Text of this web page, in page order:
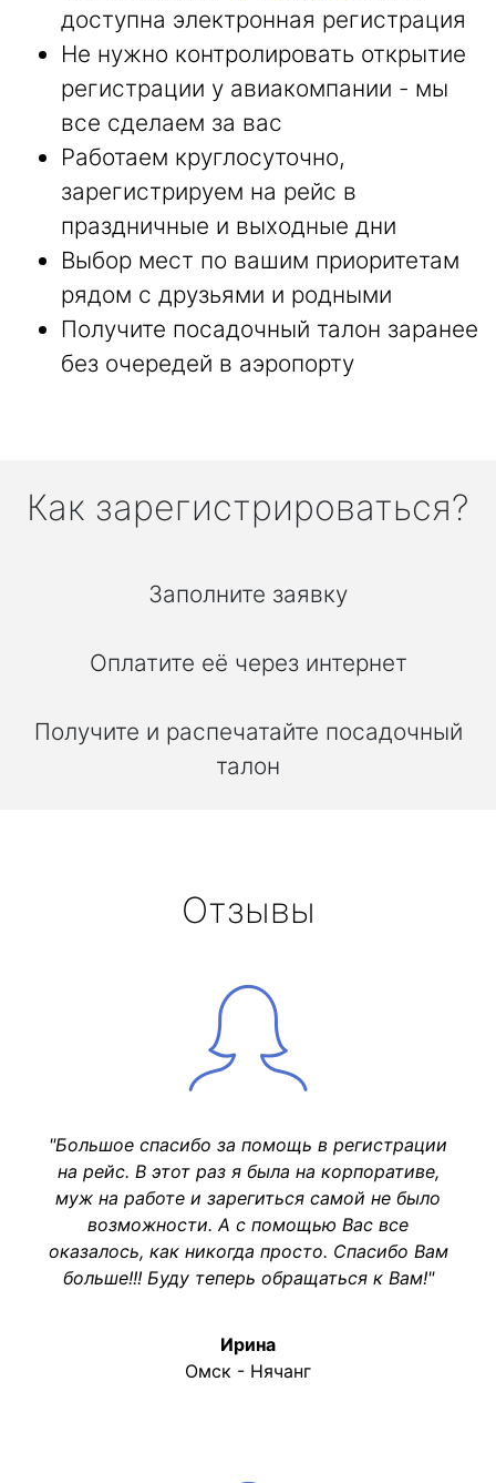
доступна электронная регистрация
Не нужно контролировать открытие
регистрации у авиакомпании - мы
все сделаем за вас
Работаем круглосуточно,
зарегистрируем на рейс в
праздничные и выходные дни
Выбор мест по вашим приоритетам
рядом с друзьями и родными
Получите посадочный талон заранее
без очередей в аэропорту
Как зарегистрироваться?
Заполните заявку
Оплатите её через интернет
Получите и распечатайте посадочный
талон
Отзывы
"Большое спасибо за помощь в регистрации
на рейс. В этот раз я была на корпоративе,
муж на работе и зарегиться самой не было
возможности. А с помощью Вас все
оказалось, как никогда просто. Спасибо Вам
больше!!! Буду теперь обращаться к Вам!"
Ирина
Омск - Нячанг